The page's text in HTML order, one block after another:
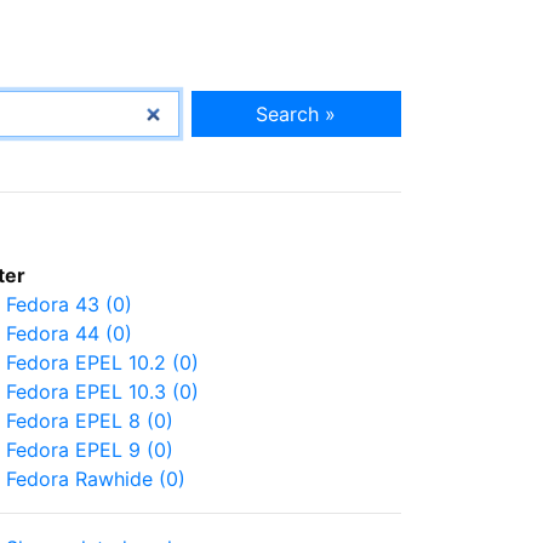
Search »
Fedora 43 (0)
Fedora 44 (0)
Fedora EPEL 10.2 (0)
Fedora EPEL 10.3 (0)
Fedora EPEL 8 (0)
Fedora EPEL 9 (0)
Fedora Rawhide (0)